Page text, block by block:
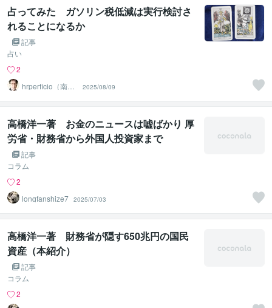
占ってみた ガソリン税低減は実行検討さ
れることになるか
記事
占い
2
hrperficio（南仙
台の父）
2025/08/09
高橋洋一著 お金のニュースは嘘ばかり 厚
労省・財務省から外国人投資家まで
記事
コラム
2
longfanshize7 2025/07/03
高橋洋一著 財務省が隠す650兆円の国民
資産（本紹介）
記事
コラム
2